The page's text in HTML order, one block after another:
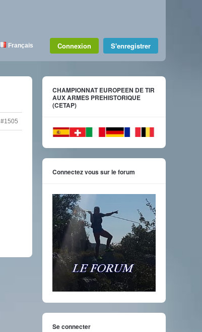
Français Connexion S'enregistrer
#1505
CHAMPIONNAT EUROPEEN DE TIR
AUX ARMES PREHISTORIQUE
(CETAP)
Connectez vous sur le forum
Se connecter